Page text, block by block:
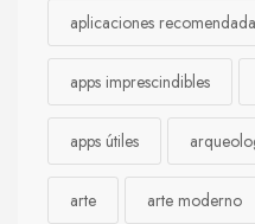
aplicaciones
apps imprescindibles
apps útiles
arte arte moderno